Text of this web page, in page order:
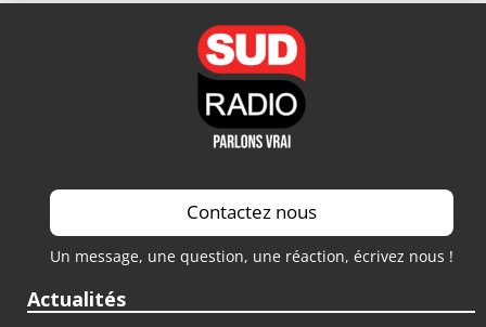
Contactez nous
Un message, une question, une réaction, écrivez nous !
Actualités